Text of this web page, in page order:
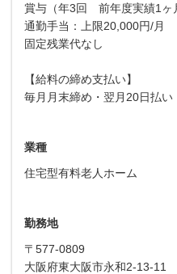
賞与（年3回 前年度実績1ヶ
通勤手当：上限20,000円/月
固定残業代なし
【給料の締め支払い】
毎月月末締め・翌月20日払い
業種
住宅型有料老人ホーム
勤務地
〒577-0809
大阪府東大阪市永和2-13-11